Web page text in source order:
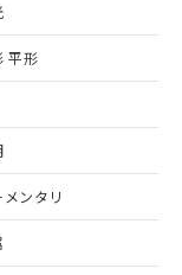
平形
メンタリ